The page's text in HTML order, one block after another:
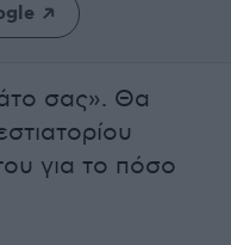
σας». Θα
για το πόσο